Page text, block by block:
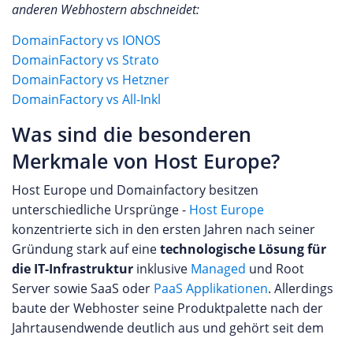
anderen Webhostern abschneidet:
DomainFactory vs IONOS
DomainFactory vs Strato
DomainFactory vs Hetzner
DomainFactory vs All-Inkl
Was sind die besonderen
Merkmale von Host Europe?
Host Europe und Domainfactory besitzen
unterschiedliche Ursprünge - Host Europe
konzentrierte sich in den ersten Jahren nach seiner
Gründung stark auf einetechnologische Lösung für
die IT-Infrastruktur inklusive Managed und Root
Server sowie SaaS oder PaaS Applikationen. Allerdings
baute der Webhoster seine Produktpalette nach der
Jahrtausendwende deutlich aus und gehört seit dem